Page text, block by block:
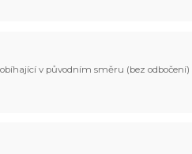
v původním směru (bez